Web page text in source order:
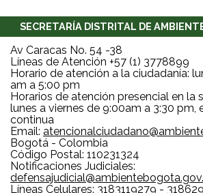
SECRETARÍA DISTRITAL DE
Av Caracas No. 54 -38
Líneas de Atención +57 (1) 3778899
Horario de atención a la ciudadanía:
am a 5:00 pm
Horarios de atención presencial en la
lunes a viernes de 9:00am a 3:30 pm,
continua
Email:
Bogotá - Colombia
Código Postal: 110231324
Notificaciones Judiciales:
Líneas Celulares: 3183119279 -